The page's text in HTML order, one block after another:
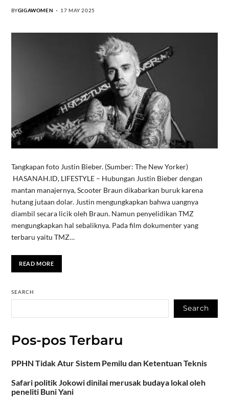
BYGIGAWOMEN 17 MAY 2025
Tangkapan foto Justin Bieber. (Sumber: The New Yorker)
HASANAH.ID, LIFESTYLE – Hubungan Justin Bieber dengan
mantan manajernya, Scooter Braun dikabarkan buruk karena
hutang jutaan dolar. Justin mengungkapkan bahwa uangnya
diambil secara licik oleh Braun. Namun penyelidikan TMZ
mengungkapkan hal sebaliknya. Pada film dokumenter yang
terbaru yaitu TMZ…
READ MORE
SEARCH
Search
Pos-pos Terbaru
PPHN Tidak Atur Sistem Pemilu dan Ketentuan Teknis
Safari politik Jokowi dinilai merusak budaya lokal oleh
peneliti Buni Yani